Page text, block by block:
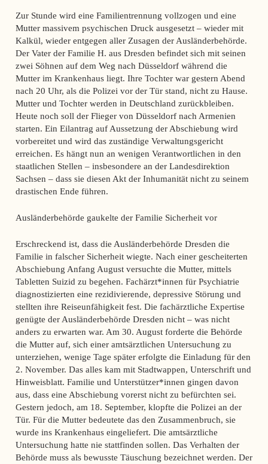
Zur Stunde wird eine Familientrennung vollzogen und eine
Mutter massivem psychischen Druck ausgesetzt – wieder mit
Kalkül, wieder entgegen aller Zusagen der Ausländerbehörde.
Der Vater der Familie H. aus Dresden befindet sich mit seinen
zwei Söhnen auf dem Weg nach Düsseldorf während die
Mutter im Krankenhaus liegt. Ihre Tochter war gestern Abend
nach 20 Uhr, als die Polizei vor der Tür stand, nicht zu Hause.
Mutter und Tochter werden in Deutschland zurückbleiben.
Heute noch soll der Flieger von Düsseldorf nach Armenien
starten. Ein Eilantrag auf Aussetzung der Abschiebung wird
vorbereitet und wird das zuständige Verwaltungsgericht
erreichen. Es hängt nun an wenigen Verantwortlichen in den
staatlichen Stellen – insbesondere an der Landesdirektion
Sachsen – dass sie diesen Akt der Inhumanität nicht zu seinem
drastischen Ende führen.
Ausländerbehörde gaukelte der Familie Sicherheit vor
Erschreckend ist, dass die Ausländerbehörde Dresden die
Familie in falscher Sicherheit wiegte. Nach einer gescheiterten
Abschiebung Anfang August versuchte die Mutter, mittels
Tabletten Suizid zu begehen. Fachärzt*innen für Psychiatrie
diagnostizierten eine rezidivierende, depressive Störung und
stellten ihre Reiseunfähigkeit fest. Die fachärztliche Expertise
genügte der Ausländerbehörde Dresden nicht – was nicht
anders zu erwarten war. Am 30. August forderte die Behörde
die Mutter auf, sich einer amtsärztlichen Untersuchung zu
unterziehen, wenige Tage später erfolgte die Einladung für den
2. November. Das alles kam mit Stadtwappen, Unterschrift und
Hinweisblatt. Familie und Unterstützer*innen gingen davon
aus, dass eine Abschiebung vorerst nicht zu befürchten sei.
Gestern jedoch, am 18. September, klopfte die Polizei an der
Tür. Für die Mutter bedeutete das den Zusammenbruch, sie
wurde ins Krankenhaus eingeliefert. Die amtsärztliche
Untersuchung hatte nie stattfinden sollen. Das Verhalten der
Behörde muss als bewusste Täuschung bezeichnet werden. Der